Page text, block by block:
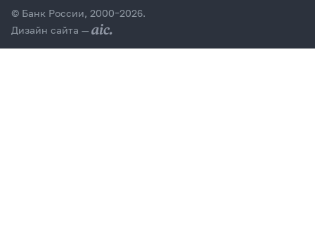
© Банк России, 2000–2026.
Дизайн сайта —